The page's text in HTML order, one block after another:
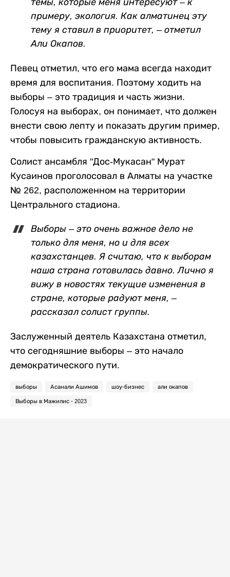
темы, которые меня интересуют – к
примеру, экология. Как алматинец эту
тему я ставил в приоритет, – отметил
Али Окапов.
Певец отметил, что его мама всегда находит
время для воспитания. Поэтому ходить на
выборы – это традиция и часть жизни.
Голосуя на выборах, он понимает, что должен
внести свою лепту и показать другим пример,
чтобы повысить гражданскую активность.
Солист ансамбля "Дос-Мукасан" Мурат
Кусаинов проголосовал в Алматы на участке
№ 262, расположенном на территории
Центрального стадиона.
Выборы – это очень важное дело не
только для меня, но и для всех
казахстанцев. Я считаю, что к выборам
наша страна готовилась давно. Лично я
вижу в новостях текущие изменения в
стране, которые радуют меня, –
рассказал солист группы.
Заслуженный деятель Казахстана отметил,
что сегодняшние выборы – это начало
демократического пути.
выборы Асанали Ашимов шоу-бизнес али окапов
Выборы в Мажилис - 2023